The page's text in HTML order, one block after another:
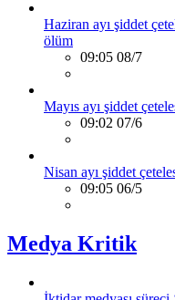
Haziran ayı şiddet
ölüm
09:05 08/7
Mayıs ayı şiddet
09:02 07/6
Nisan ayı şiddet
09:05 06/5
Medya Kritik